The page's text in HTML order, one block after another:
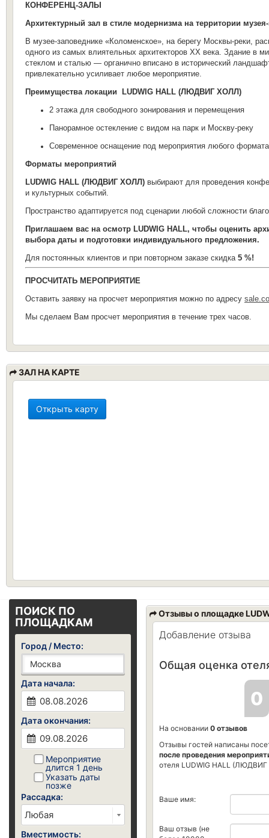
КОНФЕРЕНЦ-ЗАЛЫ
Архитектурный зал в стиле модернизма на территории
В музее-заповеднике «Коломенское», на берегу Москвы-реки,
одного из самых влиятельных архитекторов XX века. Здание в
стеклом и сталью — органично вписано в исторический
привлекательно усиливает любое мероприятие.
Преимущества локации
LUDWIG HALL (ЛЮДВИГ ХОЛЛ)
2 этажа для свободного зонирования и перемещения
Панорамное остекление с видом на парк и Москву-реку
Современное оснащение под мероприятия любого формата
Форматы мероприятий
LUDWIG HALL (ЛЮДВИГ ХОЛЛ) выбирают для проведения
и культурных событий.
Пространство адаптируется под сценарии любой сложности
Приглашаем вас на осмотр LUDWIG HALL, чтобы оценить
выбора даты и подготовки индивидуального предложения.
Для постоянных клиентов и при повторном заказе скидка 5 %!
ПРОСЧИТАТЬ МЕРОПРИЯТИЕ
Оставить заявку на просчет мероприятия можно по адресу
Мы сделаем Вам просчет мероприятия в течение трех часов.
ЗАЛ НА КАРТЕ
Открыть карту
ПОИСК ПО
ПЛОЩАДКАМ
Город / Место:
Дата начала:
Дата окончания:
Мероприятие
длится 1 день
Указать даты
позже
Рассадка:
Вместимость:
Отзывы о площадке
Добавление отзыва
Общая оценка
0
На основании 0 отзывов
Отзывы гостей написаны
после проведения
отеля LUDWIG HALL
Ваше имя:
Ваш отзыв (не